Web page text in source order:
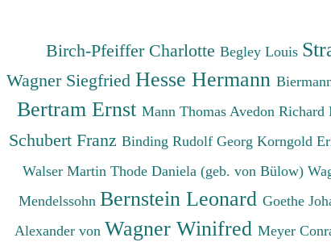
Birch-Pfeiffer CharlotteBegley Louis
Wagner Siegfried Hesse Hermann
Bertram Ernst Mann Thomas Avedon Richard
Schubert Franz Binding Rudolf Georg Korngold
Walser Martin Thode Daniela (geb. von Bülow)
Mendelssohn Bernstein Leonard Goethe
Alexander von Wagner Winifred Meyer